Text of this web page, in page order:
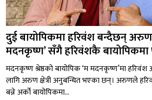
दुई बायोपिकमा हरिवंश बन्दैछन् अरुण
मदनकृष्ण’ सँगै हरिवंशकै बायोपिकमा
मदनकृष्ण श्रेष्ठको बायोपिक ‘म मदनकृष्ण’मा
लागि अरुण क्षेत्री अनुबन्धित भएका छन्। अरुणले
बन्ने अर्को बायोपिकमा...